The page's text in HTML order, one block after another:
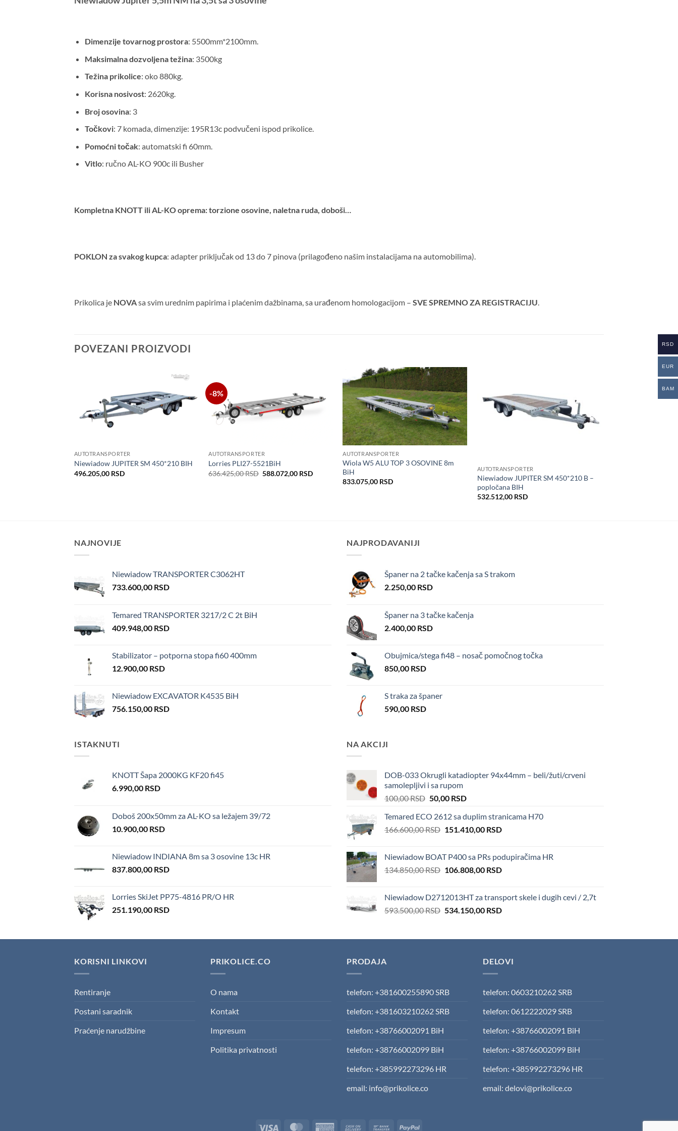
Dimenzije tovarnog prostora: 5500mm*2100mm.
Maksimalna dozvoljena težina: 3500kg
Težina prikolice: oko 880kg.
Korisna nosivost: 2620kg.
Broj osovina: 3
Točkovi: 7 komada, dimenzije: 195R13c podvučeni ispod prikolice.
Pomoćni točak: automatski fi 60mm.
Vitlo: ručno AL-KO 900c ili Busher
Kompletna KNOTT ili AL-KO oprema: torzione osovine, naletna ruda, doboši…
POKLON za svakog kupca: adapter priključak od 13 do 7 pinova (prilagođeno našim instalacijama na automobilima).
Prikolica je NOVAsa svim urednim papirima i plaćenim dažbinama, sa urađenom homologacijom – SVE SPREMNO ZA REGISTRACIJU.
POVEZANI PROIZVODI
Dodaj
u listu
želja
AUTOTRANSPORTER
Niewiadow JUPITER SM 450*210 BIH
496.205,00 RSD
-8%
Dodaj
u listu
AUTOTRANSPORTER
Lorries PLI27-5521BiH
636.425,00RSD Original
588.072,00 RSDCurrent
Dodaj
u listu
želja
AUTOTRANSPORTER
Wiola W5 ALU TOP 3 OSOVINE 8m
BiH
833.075,00 RSD
u listu
želja
AUTOTRANSPORTER
Niewiadow JUPITER SM 450*210 B –
popločana BIH
532.512,00 RSD
NAJNOVIJE
Niewiadow TRANSPORTER C3062HT
733.600,00 RSD
Temared TRANSPORTER 3217/2 C 2t BiH
409.948,00 RSD
Stabilizator – potporna stopa fi60 400mm
12.900,00 RSD
Niewiadow EXCAVATOR K4535 BiH
756.150,00 RSD
NAJPRODAVANIJI
Španer na 2 tačke kačenja sa S trakom
2.250,00 RSD
Španer na 3 tačke kačenja
2.400,00 RSD
Obujmica/stega fi48 – nosač pomočnog točka
850,00 RSD
S traka za španer
590,00 RSD
ISTAKNUTI
KNOTT Šapa 2000KG KF20 fi45
6.990,00 RSD
Doboš 200x50mm za AL-KO sa ležajem 39/72
10.900,00 RSD
Niewiadow INDIANA 8m sa 3 osovine 13c HR
837.800,00 RSD
Lorries SkiJet PP75-4816 PR/O HR
251.190,00 RSD
NA AKCIJI
DOB-033 Okrugli katadiopter 94x44mm – beli/žuti/crveni
samolepljivi i sa rupom
100,00RSD Original
was:
100,00 RSD.
50,00 RSDCurrent
is:
50,00 RSD.
Temared ECO 2612 sa duplim stranicama H70
166.600,00RSD Original
166.600,00 RSD.
151.410,00 RSDCurrent
151.410,00 RSD.
Niewiadow BOAT P400 sa PRs podupiračima HR
134.850,00RSD Original
134.850,00 RSD.
106.808,00 RSDCurrent
106.808,00 RSD.
Niewiadow D2712013HT za transport skele i dugih cevi / 2,7t
593.500,00RSD Original
593.500,00 RSD.
534.150,00 RSDCurrent
534.150,00 RSD.
KORISNI LINKOVI
Rentiranje
Postani saradnik
Praćenje narudžbine
PRIKOLICE.CO
O nama
Kontakt
Impresum
Politika privatnosti
PRODAJA
telefon: +381600255890 SRB
telefon: +381603210262 SRB
telefon: +38766002091 BiH
telefon: +38766002099 BiH
telefon: +385992273296 HR
email: info@prikolice.co
DELOVI
telefon: 0603210262 SRB
telefon: 0612222029 SRB
telefon: +38766002091 BiH
telefon: +38766002099 BiH
telefon: +385992273296 HR
email: delovi@prikolice.co
Visa MasterCardAmerican Cash Bank PayPal
RSD
EUR
BAM